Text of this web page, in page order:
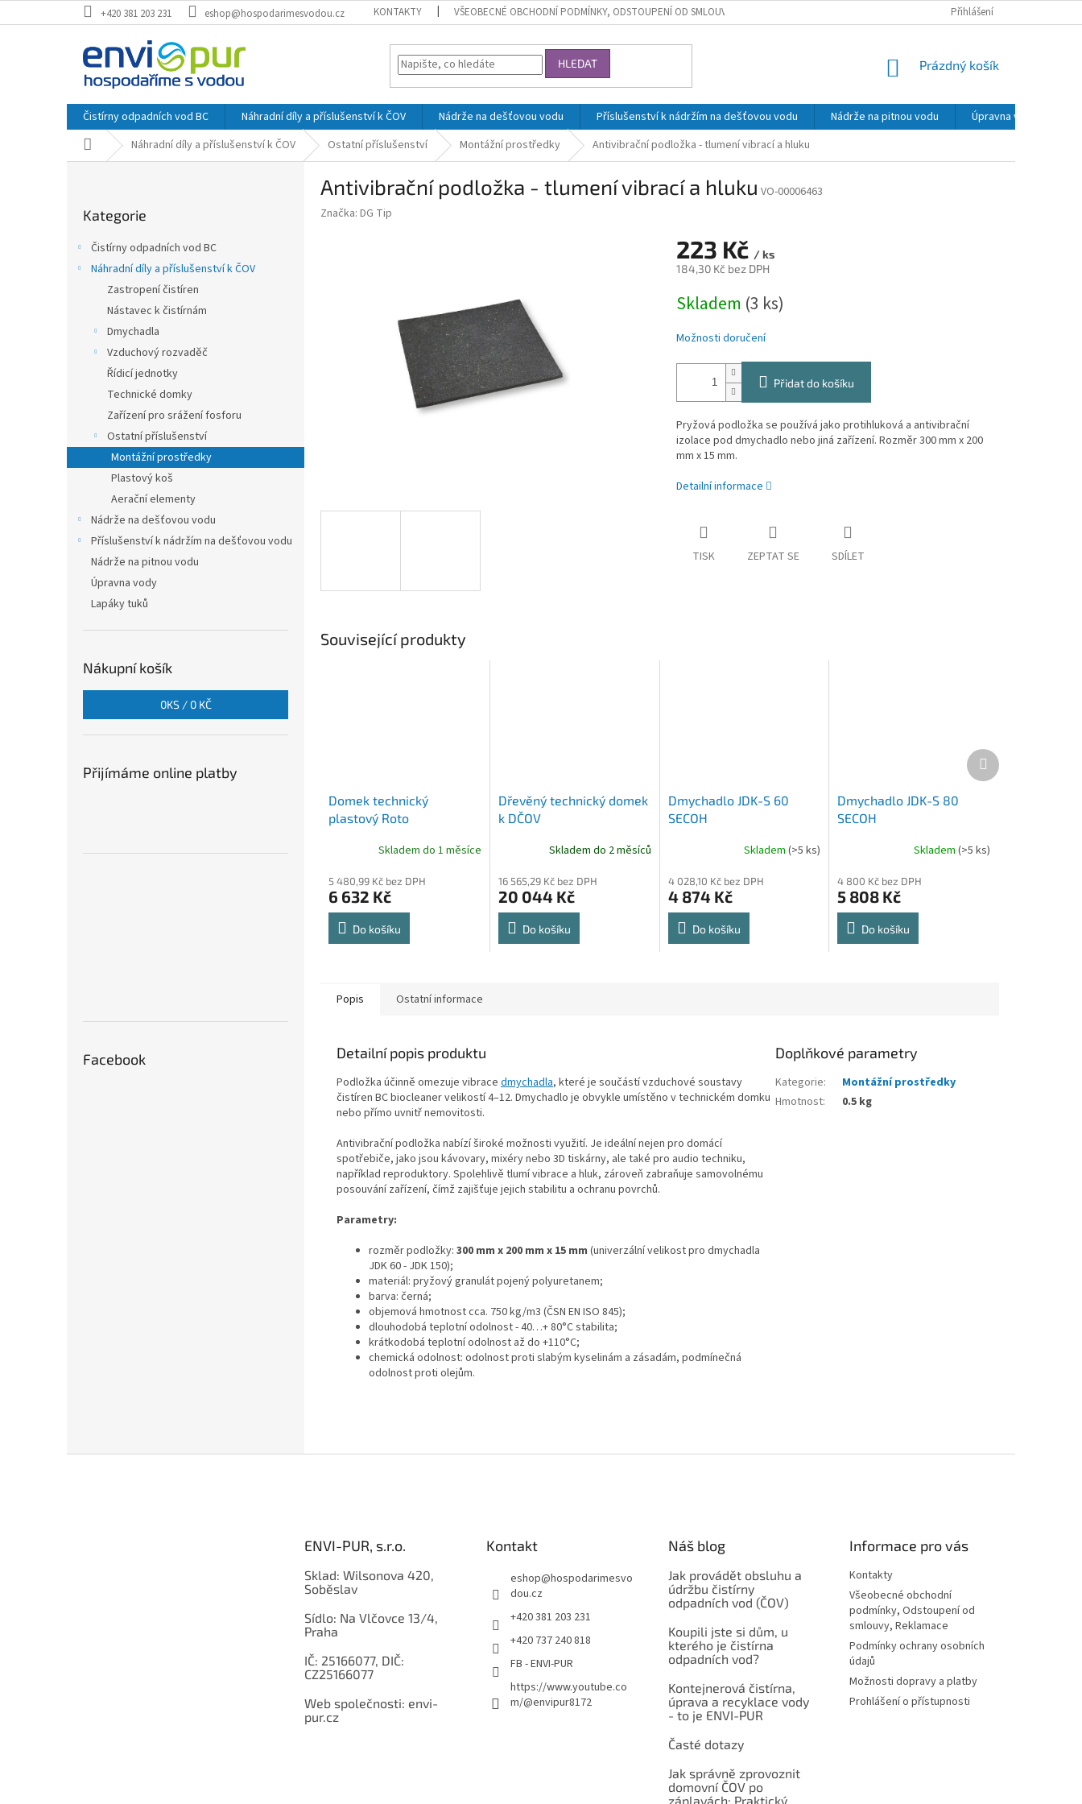
na
+420 381 203 231 eshop@hospodarimesvodou.cz KONTAKTY VŠEOBECNÉ OBCHODNÍ PODMÍNKY, ODSTOUPENÍ OD SMLOUVY, REKLAMACE PODMÍNKY OCHRANY OSOBNÍCH ÚDAJŮ
Přihlášení
HLEDAT
NÁKUPNÍ
Prázdný košík
Čistírny odpadních vod BC Náhradní díly a příslušenství k ČOV Nádrže na dešťovou vodu Příslušenství k nádržím na dešťovou vodu Nádrže na pitnou vodu Úpravna vody
Domů Náhradní díly a příslušenství k ČOV Ostatní příslušenství Montážní prostředky Antivibrační podložka - tlumení vibrací a hluku
kategorie
Kategorie
Čistírny odpadních vod BC
Náhradní díly a příslušenství k ČOV
Zastropení čistíren
Nástavec k čistírnám
Dmychadla
Vzduchový rozvaděč
Řídicí jednotky
Technické domky
Zařízení pro srážení fosforu
Ostatní příslušenství
Montážní prostředky
Plastový koš
Aerační elementy
Nádrže na dešťovou vodu
Příslušenství k nádržím na dešťovou vodu
Nádrže na pitnou vodu
Úpravna vody
Lapáky tuků
Nákupní košík
0KS / 0 KČ
Přijímáme online platby
Facebook
Antivibrační podložka - tlumení vibrací a hluku VO-00006463
Značka: DG Tip
223 Kč / ks
184,30 Kč bez DPH
cena:
Skladem (3 ks)
Možnosti doručení
Přidat do košíku
Pryžová podložka se používá jako protihluková a antivibrační
izolace pod dmychadlo nebo jiná zařízení. Rozměr 300 mm x 200
mm x 15 mm.
Detailní informace
TISK ZEPTAT SE SDÍLET
Související produkty
Domek technický
plastový Roto
Skladem do 1 měsíce
5 480,99 Kč bez DPH
6 632 Kč
Do košíku
Dřevěný technický domek
k DČOV
Skladem do 2 měsíců
16 565,29 Kč bez DPH
20 044 Kč
Do košíku
Dmychadlo JDK-S 60
SECOH
Skladem(>5 ks)
4 028,10 Kč bez DPH
4 874 Kč
Do košíku
Dmychadlo JDK-S 80
SECOH
Skladem (>5 ks)
4 800 Kč bez DPH
5 808 Kč
Do košíku
Další
produkt
Popis Ostatní informace
Detailní popis produktu
Podložka účinně omezuje vibrace dmychadla, které je součástí vzduchové soustavy
čistíren BC biocleaner velikostí 4–12. Dmychadlo je obvykle umístěno v technickém domku
nebo přímo uvnitř nemovitosti.
Antivibrační podložka nabízí široké možnosti využití. Je ideální nejen pro domácí
spotřebiče, jako jsou kávovary, mixéry nebo 3D tiskárny, ale také pro audio techniku,
například reproduktory. Spolehlivě tlumí vibrace a hluk, zároveň zabraňuje samovolnému
posouvání zařízení, čímž zajišťuje jejich stabilitu a ochranu povrchů.
Parametry:
rozměr podložky: 300 mm x 200 mm x 15 mm (univerzální velikost pro dmychadla
JDK 60 - JDK 150);
materiál: pryžový granulát pojený polyuretanem;
barva: černá;
objemová hmotnost cca. 750 kg/m3 (ČSN EN ISO 845);
dlouhodobá teplotní odolnost - 40…+ 80°C stabilita;
krátkodobá teplotní odolnost až do +110°C;
chemická odolnost: odolnost proti slabým kyselinám a zásadám, podmínečná
odolnost proti olejům.
Doplňkové parametry
Kategorie:
Montážní prostředky
Hmotnost: 0.5 kg
ENVI-PUR, s.r.o.
Sklad: Wilsonova 420,
Soběslav
Sídlo: Na Vlčovce 13/4,
Praha
IČ: 25166077, DIČ:
CZ25166077
Web společnosti: envi-
pur.cz
Kontakt
eshop@hospodarimesvo
dou.cz
+420 381 203 231
+420 737 240 818
FB - ENVI-PUR
https://www.youtube.co
m/@envipur8172
Náš blog
Jak provádět obsluhu a
údržbu čistírny
odpadních vod (ČOV)
Koupili jste si dům, u
kterého je čistírna
odpadních vod?
Kontejnerová čistírna,
úprava a recyklace vody
- to je ENVI-PUR
Časté dotazy
Jak správně zprovoznit
domovní ČOV po
záplavách: Praktický
Informace pro vás
Kontakty
Všeobecné obchodní
podmínky, Odstoupení od
smlouvy, Reklamace
Podmínky ochrany osobních
údajů
Možnosti dopravy a platby
Prohlášení o přístupnosti